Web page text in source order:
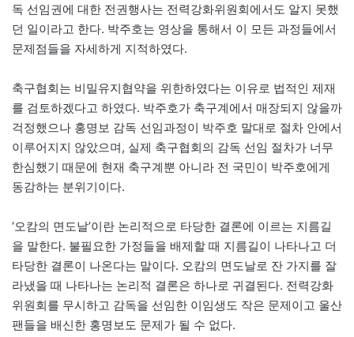
독 선임권에 대한 전권행사는 전력강화위원회에서도 알지 못했
던 일이라고 한다. 박주호는 영상을 통해서 이 모든 과정들에서
문제점들을 자세하게 지적하였다.
축구협회는 비밀유지협약을 위한하였다는 이유로 법적인 제재
를 검토하겠다고 하였다. 박주호가 축구계에서 매장되지 않을까
걱정했으나 홍명보 감독 선임과정이 박주호 말대로 절차 안에서
이루어지지 않았으며, 실제 축구협회의 감독 선임 절차가 너무
한심했기 때문에 현재 축구계뿐 아니라 전 국민이 박주호에게
동감하는 분위기이다.
‘오캄의 면도날’이란 논리적으로 타당한 결론에 이르는 지름길
을 말한다. 불필요한 가정들을 배제할 때 지름길이 나타나고 더
타당한 결론이 나온다는 말이다. 오캄의 면도날로 잔 가지를 잘
라냈을 때 나타나는 논리적 결론은 하나로 귀결된다. 전력강화
위원회를 무시하고 감독을 선임한 이임생도 작은 문제이고 울산
팬들을 배신한 홍명보도 문제가 될 수 없다.